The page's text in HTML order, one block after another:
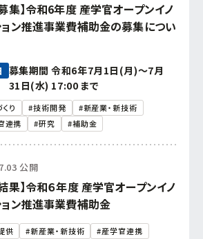
集】令和6年度 産学官オープンイノ
ン推進事業費補助金の募集につい
募集期間 令和6年7月1日(月)～7月
31日(水) 17:00 まで
り #技術開発
#新産業・新技術
連携
#研究 #補助金
公開
果】令和６年度 産学官オープンイノ
ン推進事業費補助金
供 #新産業・新技術 #産学官連携